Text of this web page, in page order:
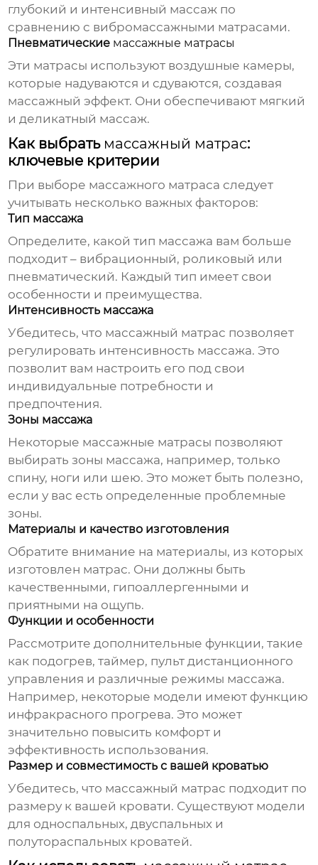
глубокий и интенсивный массаж по
сравнению с вибромассажными матрасами.
Пневматические массажные матрасы
Эти матрасы используют воздушные камеры,
которые надуваются и сдуваются, создавая
массажный эффект. Они обеспечивают мягкий
и деликатный массаж.
Как выбрать массажный матрас:
ключевые критерии
При выборе массажного матраса следует
учитывать несколько важных факторов:
Тип массажа
Определите, какой тип массажа вам больше
подходит – вибрационный, роликовый или
пневматический. Каждый тип имеет свои
особенности и преимущества.
Интенсивность массажа
Убедитесь, что массажный матрас позволяет
регулировать интенсивность массажа. Это
позволит вам настроить его под свои
индивидуальные потребности и
предпочтения.
Зоны массажа
Некоторые массажные матрасы позволяют
выбирать зоны массажа, например, только
спину, ноги или шею. Это может быть полезно,
если у вас есть определенные проблемные
зоны.
Материалы и качество изготовления
Обратите внимание на материалы, из которых
изготовлен матрас. Они должны быть
качественными, гипоаллергенными и
приятными на ощупь.
Функции и особенности
Рассмотрите дополнительные функции, такие
как подогрев, таймер, пульт дистанционного
управления и различные режимы массажа.
Например, некоторые модели имеют функцию
инфракрасного прогрева. Это может
значительно повысить комфорт и
эффективность использования.
Размер и совместимость с вашей кроватью
Убедитесь, что массажный матрас подходит по
размеру к вашей кровати. Существуют модели
для односпальных, двуспальных и
полутораспальных кроватей.